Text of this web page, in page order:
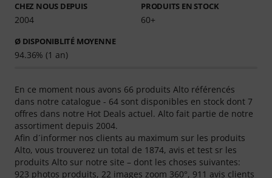
CHEZ NOUS DEPUIS
2004
PRODUITS EN STOCK
60+
Ø DISPONIBLITÉ MOYENNE
94.36% (1 an)
En ce moment nous avons 66 produits Alto référencés
dans notre catalogue - 64 sont disponibles en stock dont 7
offres dans notre Hot Deals actuel. Alto fait partie de notre
assortiment depuis 2004.
Afin d´informer nos clients au maximum sur les produits
Alto, vous trouverez un total de 1874, avis et test sr les
produits Alto sur notre site – dont les choses suivantes:
923 photos produits, 22 images zoom 360°, 911 avis clients